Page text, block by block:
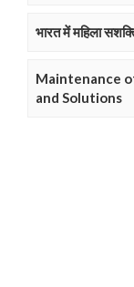
भारत में महिला
Maintenance
and Solutions